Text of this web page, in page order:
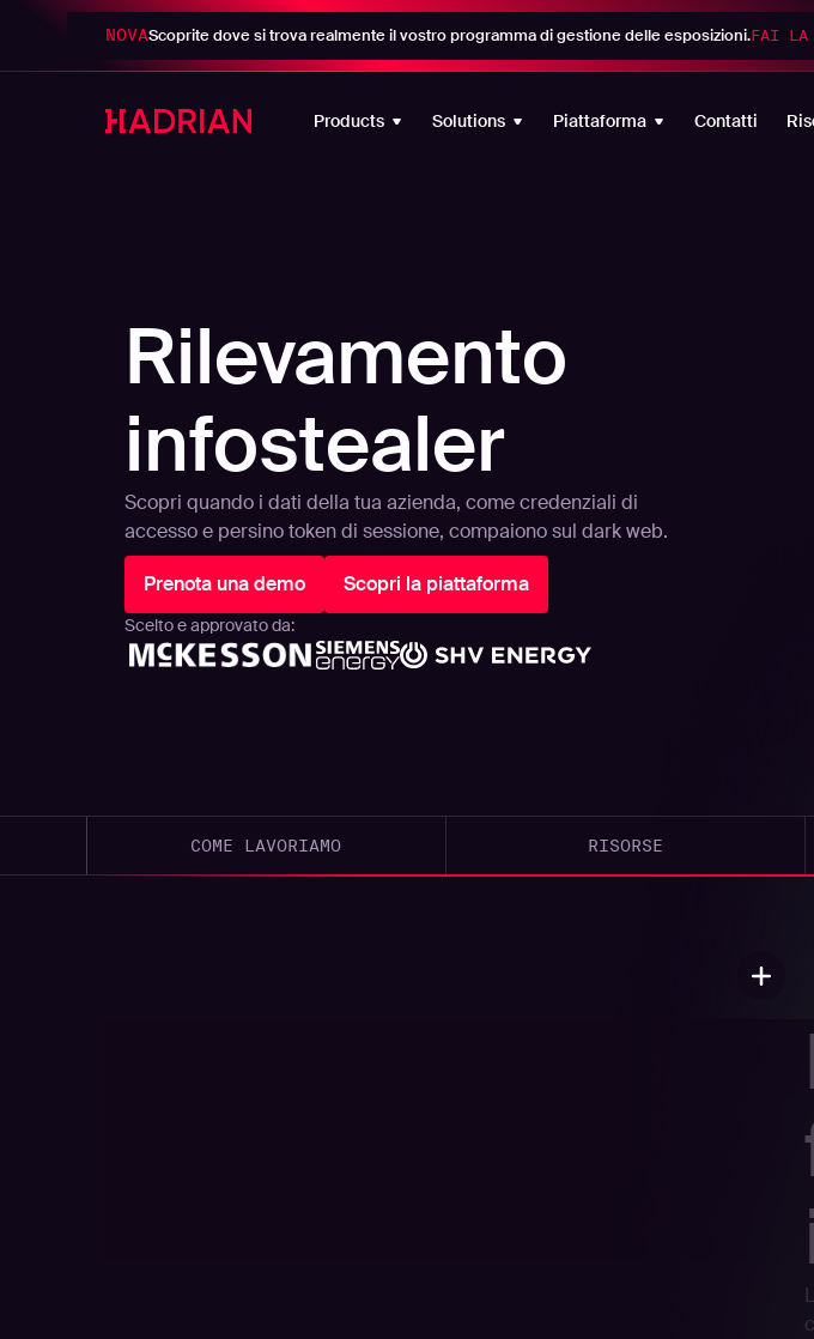
NOVAScoprite dove si trova realmente il vostro programma di gestione delle esposizioni.FAI LA
Products Solutions Piattaforma Contatti
Rilevamento
infostealer
Scopri quando i dati della tua azienda, come credenziali di
accesso e persino token di sessione, compaiono sul dark web.
Prenota una demo Scopri la piattaforma
Scelto e approvato da:
COME LAVORIAMO RISORSE